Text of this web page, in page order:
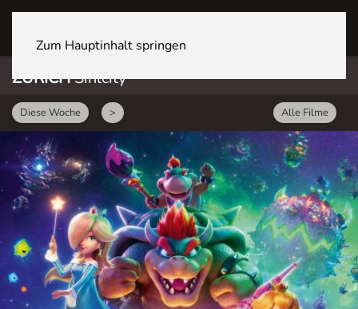
Zum Hauptinhalt springen
ZÜRICHSihlcity
Diese Woche > Alle Filme